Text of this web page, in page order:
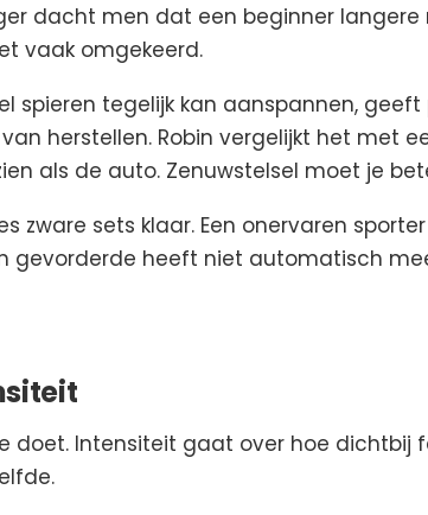
dacht men dat een beginner
vaak omgekeerd.
spieren tegelijk kan aanspannen,
herstellen. Robin vergelijkt het met
als de auto. Zenuwstelsel moet je
zware sets klaar. Een onervaren
gevorderde heeft niet automatisch
doet. Intensiteit gaat over hoe dichtbij